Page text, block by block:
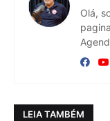
Olá,
LEIA TAMBÉM